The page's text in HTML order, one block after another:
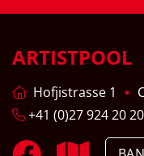
ARTISTPOOL
Hofjistrasse 1
+41 (0)27 924 20 20